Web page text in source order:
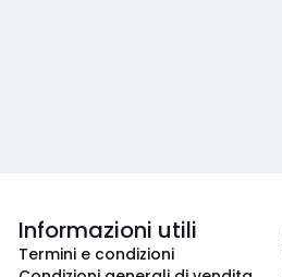
Informazioni utili
Termini e condizioni